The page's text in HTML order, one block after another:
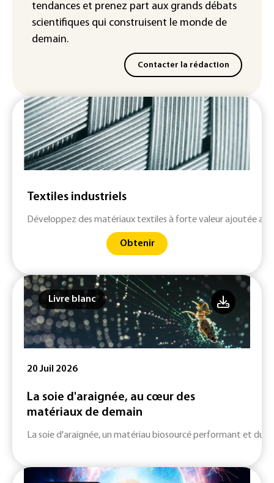
tendances et prenez part aux grands débats
scientifiques qui construisent le monde de
demain.
Contacter la rédaction
Textiles industriels
Développez des matériaux textiles à forte valeur ajoutée
Obtenir
Livre blanc
20 Juil 2026
La soie d'araignée, au cœur des
matériaux de demain
La soie d'araignée, un matériau biosourcé performant et